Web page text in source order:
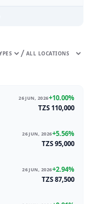
/
26 JUN, 2026+10.00%
TZS 110,000
26 JUN, 2026+5.56%
TZS 95,000
26 JUN, 2026+2.94%
TZS 87,500